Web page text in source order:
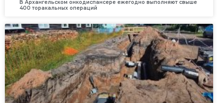
В Архангельском онкодиспансере ежегодно выполняют свыше
400 торакальных операций